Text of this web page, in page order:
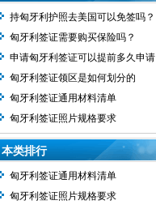
持匈牙利护照去美国可以免签吗？
匈牙利签证需要购买保险吗？
申请匈牙利签证可以提前多久申请
签证？
匈牙利签证领区是如何划分的
匈牙利签证通用材料清单
匈牙利签证照片规格要求
本类排行
匈牙利签证通用材料清单
匈牙利签证照片规格要求